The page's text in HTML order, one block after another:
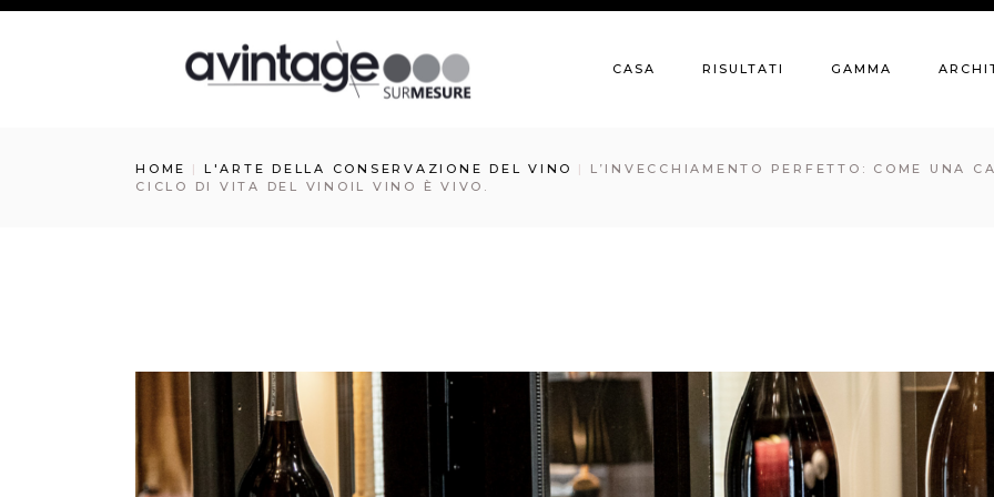
CASA RISULTATI GAMMA
HOME L'ARTE DELLA CONSERVAZIONE DEL VINO
L’INVECCHIAMENTO PERFETTO: COME UNA
CICLO DI VITA DEL VINOIL VINO È VIVO.